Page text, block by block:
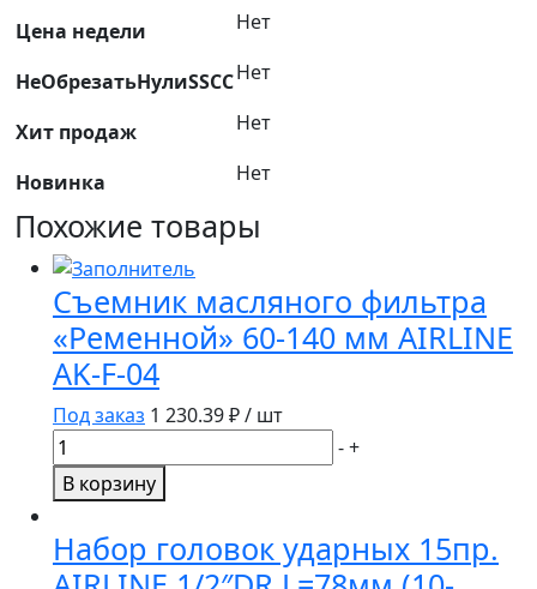
Цена недели Нет
НеОбрезатьНулиSSCCНет
Хит продаж Нет
Новинка Нет
Похожие товары
Съемник масляного фильтра
«Ременной» 60-140 мм AIRLINE
AK-F-04
Под заказ 1 230.39₽ / шт
Количество
товара
Съемник
масляного
фильтра
-+
В корзину
Набор головок ударных 15пр.